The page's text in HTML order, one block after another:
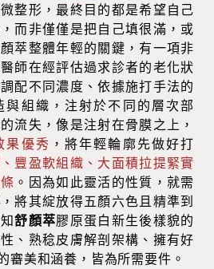
整形，最終目的都是希望自己
而非僅僅是把自己填很滿，或
萃整體年輕的關鍵，有一項非
師在經評估過求診者的老化狀
配不同濃度、依據施打手法的
與組織，注射於不同的層次部
流失，像是注射在骨膜之上，
果優秀 ，將年輕輪廓先做好打
豐盈軟組織、大面積拉提緊實
。因為如此靈活的性質，就需
，將其綻放得五顏六色且精準到
舒顏萃膠原蛋白新生後樣貌的
、熟稔皮膚解剖架構、擁有好
審美和涵養，皆為所需要件。